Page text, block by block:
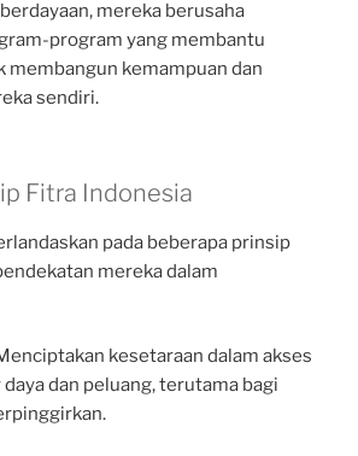
mereka berusaha
program yang membantu
membangun kemampuan dan
sendiri.
Fitra Indonesia
pada beberapa prinsip
mereka dalam
kesetaraan dalam akses
dan peluang, terutama bagi